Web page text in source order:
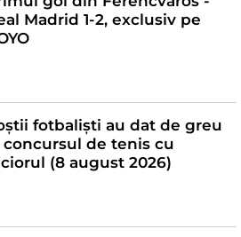
Madrid 1-2, exclusiv pe
fotbaliști au dat de greu
concursul de tenis cu
(8 august 2026)